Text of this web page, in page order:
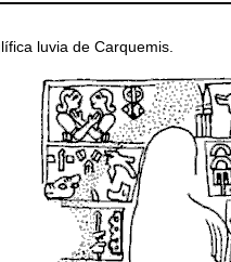
luvia de Carquemis.